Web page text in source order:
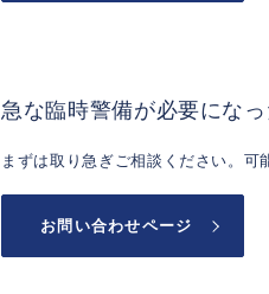
急な臨時警備が必要にな
まずは取り急ぎご相談ください。可
お問い合わせページ